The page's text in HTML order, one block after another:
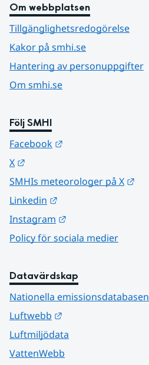
Om webbplatsen
Tillgänglighetsredogörelse
Kakor på smhi.se
Hantering av personuppgifter
Om smhi.se
Följ SMHI
Facebook
X
SMHIs meteorologer på X
Linkedin
Instagram
Policy för sociala medier
Datavärdskap
Nationella emissionsdatabasen
Luftwebb
Luftmiljödata
VattenWebb